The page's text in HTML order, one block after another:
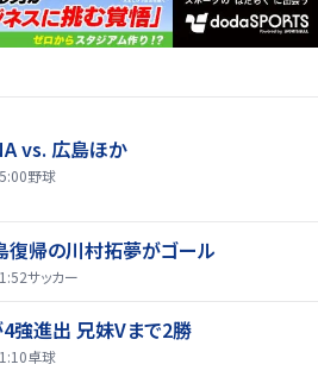
vs. 広島ほか
野球
復帰の川村拓夢がゴール
サッカー
強進出 兄妹Vまで2勝
卓球